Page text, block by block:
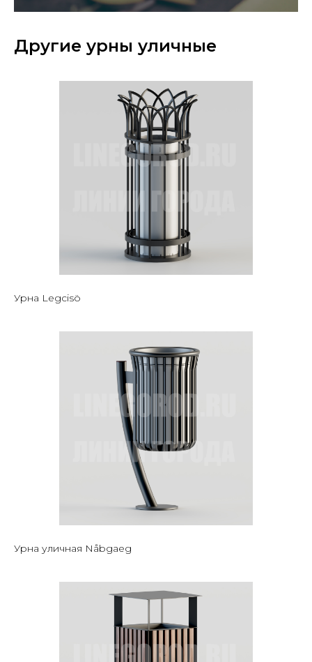
Другие урны уличные
Урна Legcisö
Урна уличная Nåbgaeg